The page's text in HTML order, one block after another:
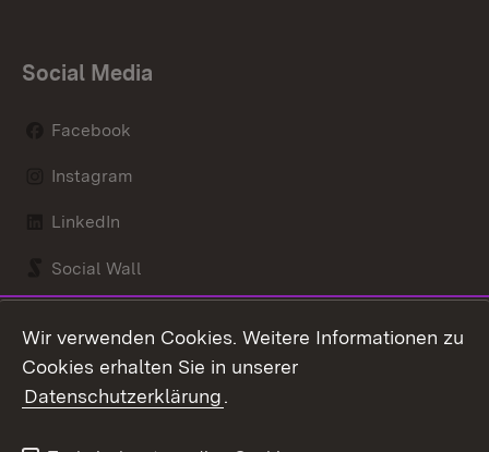
Social Media
Facebook
Instagram
LinkedIn
Social Wall
Kontakt
Wir verwenden Cookies. Weitere Informationen zu
Cookies erhalten Sie in unserer
Datenschutzerklärung.